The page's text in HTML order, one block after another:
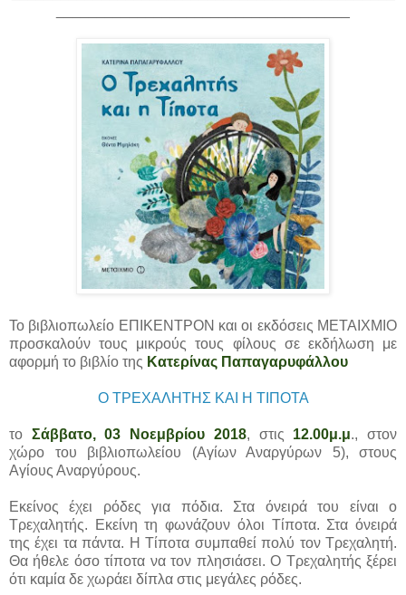
Το βιβλιοπωλείο ΕΠΙΚΕΝΤΡΟΝ και οι εκδόσεις ΜΕΤΑΙΧΜΙΟ
προσκαλούν τους μικρούς τους φίλους σε εκδήλωση με
αφορμή το βιβλίο της Κατερίνας Παπαγαρυφάλλου
Ο ΤΡΕΧΑΛΗΤΗΣ ΚΑΙ Η ΤΙΠΟΤΑ
το Σάββατο, 03 Νοεμβρίου 2018, στις 12.00μ.μ., στον
χώρο του βιβλιοπωλείου (Αγίων Αναργύρων 5), στους
Αγίους Αναργύρους.
Εκείνος έχει ρόδες για πόδια. Στα όνειρά του είναι ο
Τρεχαλητής. Εκείνη τη φωνάζουν όλοι Τίποτα. Στα όνειρά
της έχει τα πάντα. Η Τίποτα συμπαθεί πολύ τον Τρεχαλητή.
Θα ήθελε όσο τίποτα να τον πλησιάσει. Ο Τρεχαλητής ξέρει
ότι καμία δε χωράει δίπλα στις μεγάλες ρόδες.